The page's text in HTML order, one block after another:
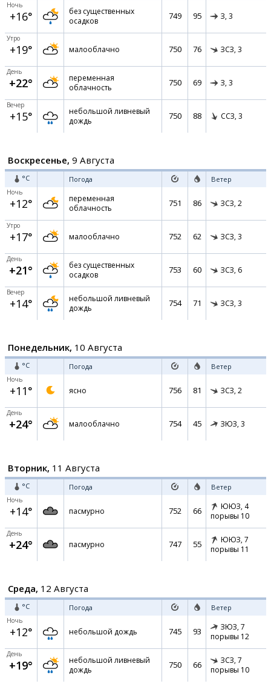
Ночь
+16°
без существенных
осадков
749 95 З, 3
Утро
+19° малооблачно 750 76 ЗСЗ, 3
День
+22°
переменная
облачность
750 69 З, 3
Вечер
+15°
небольшой ливневый
дождь
750 88 ССЗ, 3
Воскресенье, 9 Августа
°C Погода Ветер
Ночь
+12°
переменная
облачность
751 86 ЗСЗ, 2
Утро
+17° малооблачно 752 62 ЗСЗ, 3
День
+21°
без существенных
осадков
753 60 ЗСЗ, 6
Вечер
+14°
небольшой ливневый
дождь
754 71 ЗСЗ, 3
Понедельник, 10 Августа
°C Погода Ветер
Ночь
+11° ясно 756 81 ЗСЗ, 2
День
+24° малооблачно 754 45 ЗЮЗ, 3
Вторник, 11 Августа
°C Погода Ветер
Ночь
+14° пасмурно 752 66 ЮЮЗ, 4
порывы 10
День
+24° пасмурно 747 55 ЮЮЗ, 7
порывы 11
Среда, 12 Августа
°C Погода Ветер
Ночь
+12° небольшой дождь 745 93 ЗЮЗ, 7
порывы 12
День
+19°
небольшой ливневый
дождь
750 66 ЗСЗ, 7
порывы 10